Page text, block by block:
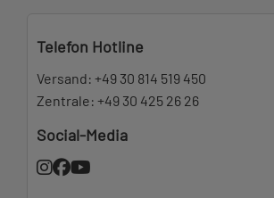
Telefon Hotline
Versand: +49 30 814 519 450
Zentrale: +49 30 425 26 26
Social-Media